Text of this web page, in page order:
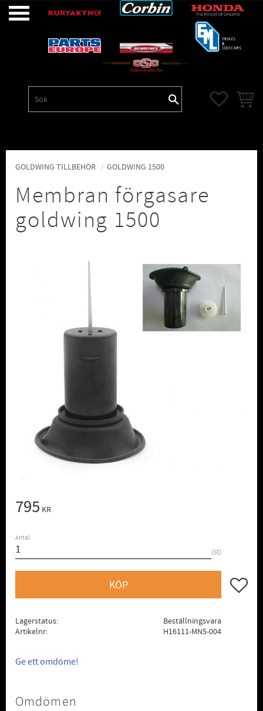
GOLDWING TILLBEHÖR GOLDWING 1500
Membran förgasare
goldwing 1500
795 KR
Antal
st
KÖP Lägg
Lagerstatus
Beställningsvara
Artikelnr
H16111-MN5-004
Ge ett omdöme!
Omdömen